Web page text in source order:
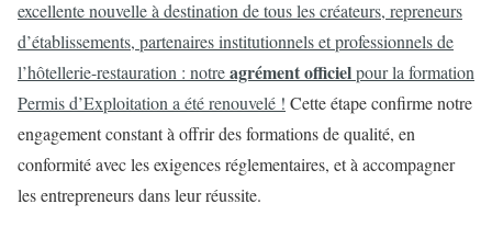
excellente nouvelle à destination de tous les créateurs, repreneurs
d’établissements, partenaires institutionnels et professionnels de
l’hôtellerie-restauration : notreagrément officielpour la formation
Permis d’Exploitation a été renouvelé ! Cette étape confirme notre
engagement constant à offrir des formations de qualité, en
conformité avec les exigences réglementaires, et à accompagner
les entrepreneurs dans leur réussite.